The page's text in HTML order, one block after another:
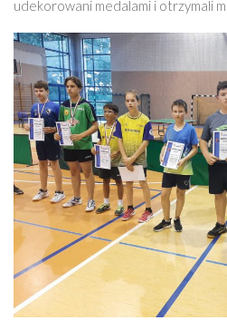
udekorowani medalami i otrzymali